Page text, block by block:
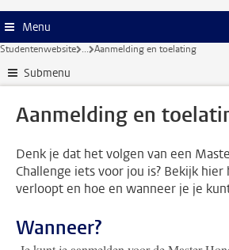
Menu
Studentenwebsite ... Aanmelding en toelating
Submenu
Aanmelding en
Denk je dat het volgen van een
Challenge iets voor jou is? Bekijk
verloopt en hoe en wanneer je je
Wanneer?